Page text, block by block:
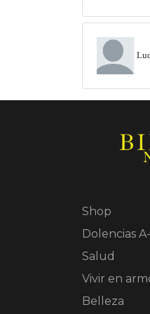
Shop
Dolencias
Salud
Vivir en
Belleza